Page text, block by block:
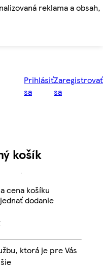
reklama a obsah,
Prihlásiť
sa
Zaregistrovať
sa
košík
Aktuálna cena košíku
cena košíku
dodanie
ktorá je pre Vás